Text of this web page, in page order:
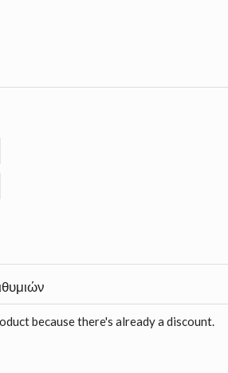
because there's already a discount.